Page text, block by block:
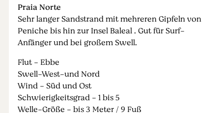
Praia Norte
Sehr langer Sandstrand mit mehreren Gipfeln von
Peniche bis hin zur Insel Baleal . Gut für Surf-
Anfänger und bei großem Swell.
Flut - Ebbe
Swell-West-und Nord
Wind - Süd und Ost
Schwierigkeitsgrad - 1 bis 5
Welle-Größe - bis 3 Meter / 9 Fuß